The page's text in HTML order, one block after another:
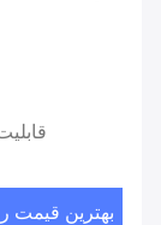
بهترین قیمت